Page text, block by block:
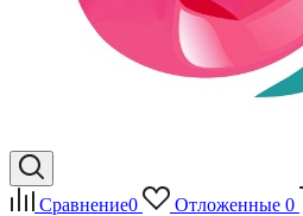
Сравнение0 Отложенные 0